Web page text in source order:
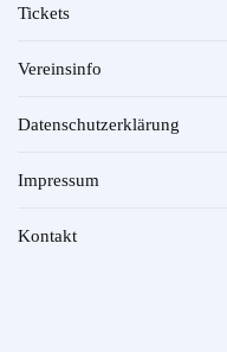
Tickets
Vereinsinfo
Datenschutzerklärung
Impressum
Kontakt